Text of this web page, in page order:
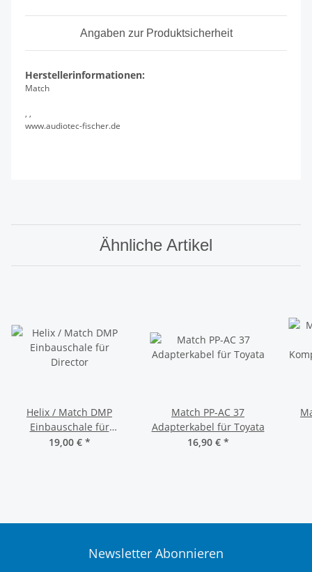
Angaben zur Produktsicherheit
Herstellerinformationen:
Match
, ,
www.audiotec-fischer.de
Ähnliche Artikel
Helix / Match DMP
Einbauschale für
Director
19,00 € *
Match PP-AC 37
Adapterkabel für Toyata
16,90 € *
Newsletter Abonnieren